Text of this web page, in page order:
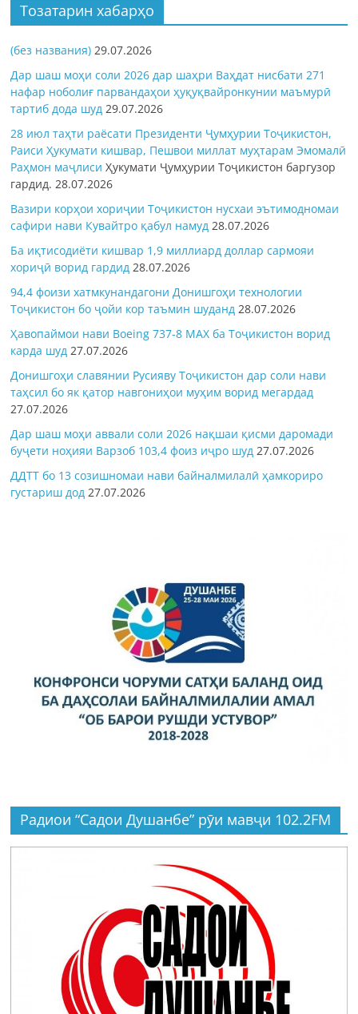
Тозатарин хабарҳо
(без названия) 29.07.2026
Дар шаш моҳи соли 2026 дар шаҳри Ваҳдат нисбати 271
нафар ноболиғ парвандаҳои ҳуқуқвайронкунии маъмурӣ
тартиб дода шуд 29.07.2026
28 июл таҳти раёсати Президенти Ҷумҳурии Тоҷикистон,
Раиси Ҳукумати кишвар, Пешвои миллат муҳтарам Эмомалӣ
Раҳмон маҷлисиҲукумати Ҷумҳурии Тоҷикистон баргузор
гардид.28.07.2026
Вазири корҳои хориҷии Тоҷикистон нусхаи эътимодномаи
сафири нави Кувайтро қабул намуд 28.07.2026
Ба иқтисодиёти кишвар 1,9 миллиард доллар сармояи
хориҷӣ ворид гардид 28.07.2026
94,4 фоизи хатмкунандагони Донишгоҳи технологии
Тоҷикистон бо ҷойи кор таъмин шуданд 28.07.2026
Ҳавопаймои нави Boeing 737-8 MAX ба Тоҷикистон ворид
карда шуд 27.07.2026
Донишгоҳи славянии Русияву Тоҷикистон дар соли нави
таҳсил бо як қатор навгониҳои муҳим ворид мегардад
27.07.2026
Дар шаш моҳи аввали соли 2026 нақшаи қисми даромади
буҷети ноҳияи Варзоб 103,4 фоиз иҷро шуд 27.07.2026
ДДТТ бо 13 созишномаи нави байналмилалӣ ҳамкориро
густариш дод 27.07.2026
Радиои “Садои Душанбе” рӯи мавҷи 102.2FM